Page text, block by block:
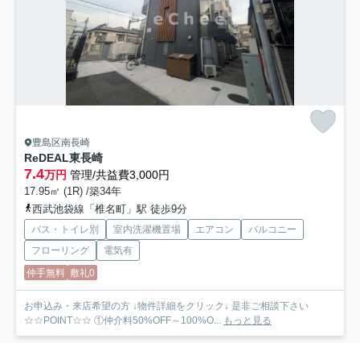
豊島区南長崎
ReDEAL東長崎
7.4万円 管理/共益費3,000円
17.95㎡ (1R) /築34年
西武池袋線「椎名町」駅 徒歩9分
バス・トイレ別 室内洗濯機置場 エアコン
バルコニー
フローリング
電気有
仲手無料 敷礼0
お申込み・来店希望の方 ↓物件詳細をクリック↓ 是非ご相談下さい
☆☆POINT☆☆ ①仲介料50%OFF～100%O... もっと見る